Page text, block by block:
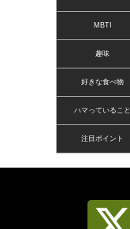
MBTI
趣味
好きな食べ物
ハマっていること
注目ポイント